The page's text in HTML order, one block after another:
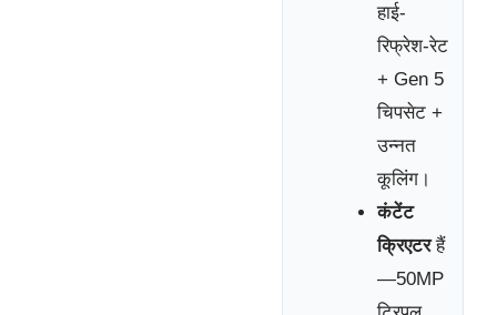
हाई-
रिफ्रेश-रेट
+ Gen 5
चिपसेट +
उन्नत
कूलिंग।
कंटेंट
क्रिएटरहैं
—50MP